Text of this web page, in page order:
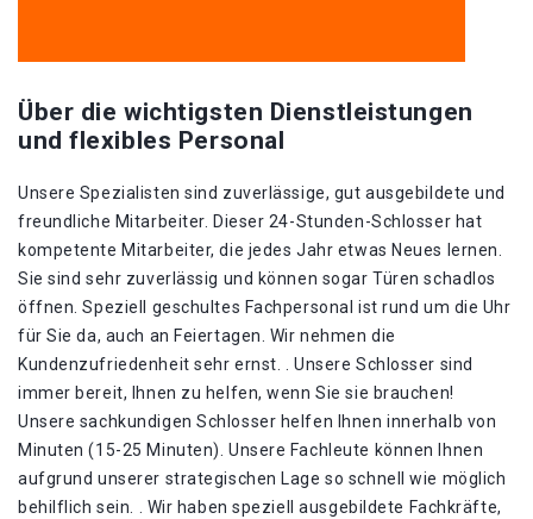
Über die wichtigsten Dienstleistungen
und flexibles Personal
Unsere Spezialisten sind zuverlässige, gut ausgebildete und
freundliche Mitarbeiter. Dieser 24-Stunden-Schlosser hat
kompetente Mitarbeiter, die jedes Jahr etwas Neues lernen.
Sie sind sehr zuverlässig und können sogar Türen schadlos
öffnen. Speziell geschultes Fachpersonal ist rund um die Uhr
für Sie da, auch an Feiertagen. Wir nehmen die
Kundenzufriedenheit sehr ernst. . Unsere Schlosser sind
immer bereit, Ihnen zu helfen, wenn Sie sie brauchen!
Unsere sachkundigen Schlosser helfen Ihnen innerhalb von
Minuten (15-25 Minuten). Unsere Fachleute können Ihnen
aufgrund unserer strategischen Lage so schnell wie möglich
behilflich sein. . Wir haben speziell ausgebildete Fachkräfte,